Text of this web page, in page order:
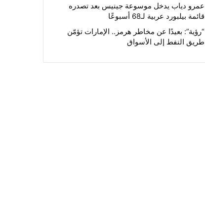
عمرو دياب يدخل موسوعة جينيس بعد تصدره
قائمة بيلبورد عربية لـ68 أسبوعًا
“رؤية”: بعيدًا عن مخاطر هرمز.. الإمارات تؤمّن
طريق النفط إلى الأسواق